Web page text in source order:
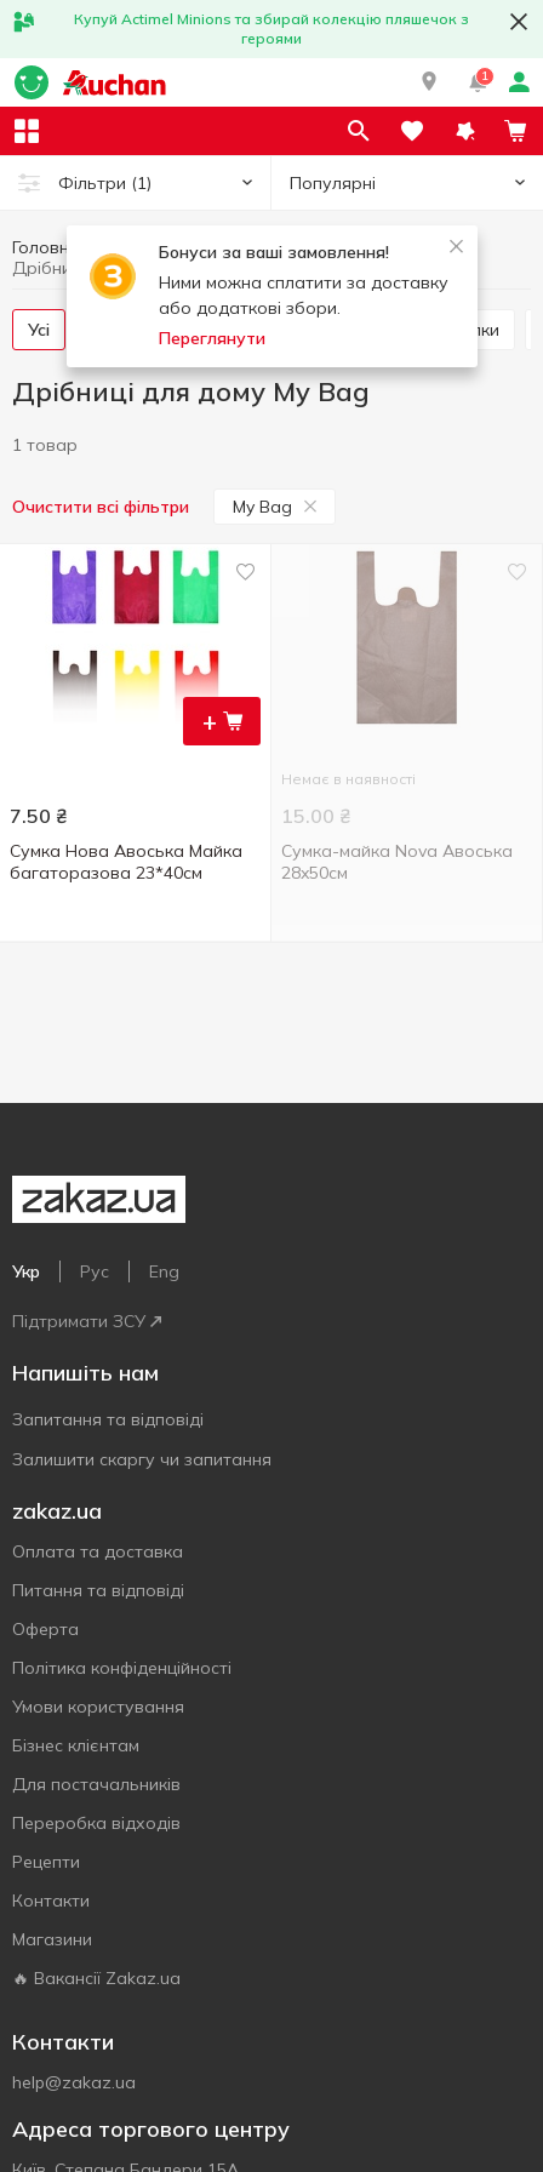
Купуй Actimel Minions та збирай колекцію пляшечок з
героями
1
Фільтри (1) Популярні
Бонуси за ваші замовлення!
Ними можна сплатити за доставку
або додаткові збори.
Переглянути
Головна Товари для дому
Дрібниці для дому
Усі Кошики для зберігання Мотузки та прищіпки
Дрібниці для дому My Bag
1 товар
Очистити всі фільтри My Bag
+
7.50 ₴
Сумка Нова Авоська Майка
багаторазова 23*40см
Немає в наявності
15.00 ₴
Сумка-майка Nova Авоська
28x50см
Укр Рус Eng
Підтримати ЗСУ
Напишіть нам
Запитання та відповіді
Залишити скаргу чи запитання
zakaz.ua
Оплата та доставка
Питання та відповіді
Оферта
Політика конфіденційності
Умови користування
Бізнес клієнтам
Для постачальників
Переробка відходів
Рецепти
Контакти
Магазини
🔥 Вакансії Zakaz.ua
Контакти
help@zakaz.ua
Адреса торгового центру